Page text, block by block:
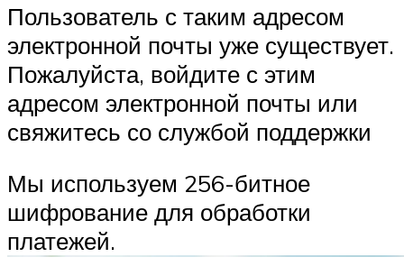
Пользователь с таким адресом
электронной почты уже существует.
Пожалуйста, войдите с этим
адресом электронной почты или
свяжитесь со службой поддержки
Мы используем 256-битное
шифрование для обработки
платежей.